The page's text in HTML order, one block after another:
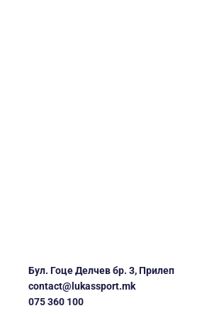
Бул. Гоце Делчев бр. 3, Прилеп
contact@lukassport.mk
075 360 100